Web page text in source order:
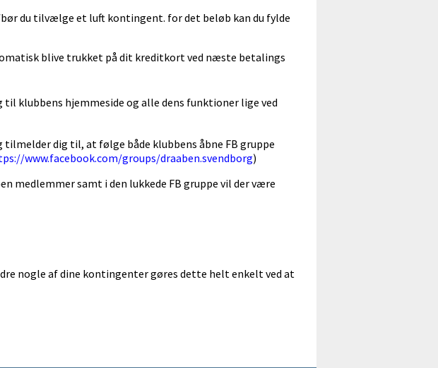
du tilvælge et luft kontingent. for det beløb kan du fylde
blive trukket på dit kreditkort ved næste betalings
klubbens hjemmeside og alle dens funktioner lige ved
dig til, at følge både klubbens åbne FB gruppe
www.facebook.com/groups/draaben.svendborg)
medlemmer samt i den lukkede FB gruppe vil der være
nogle af dine kontingenter gøres dette helt enkelt ved at